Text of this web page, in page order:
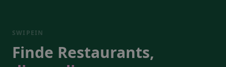
SWIPEIN
Finde Restaurants,